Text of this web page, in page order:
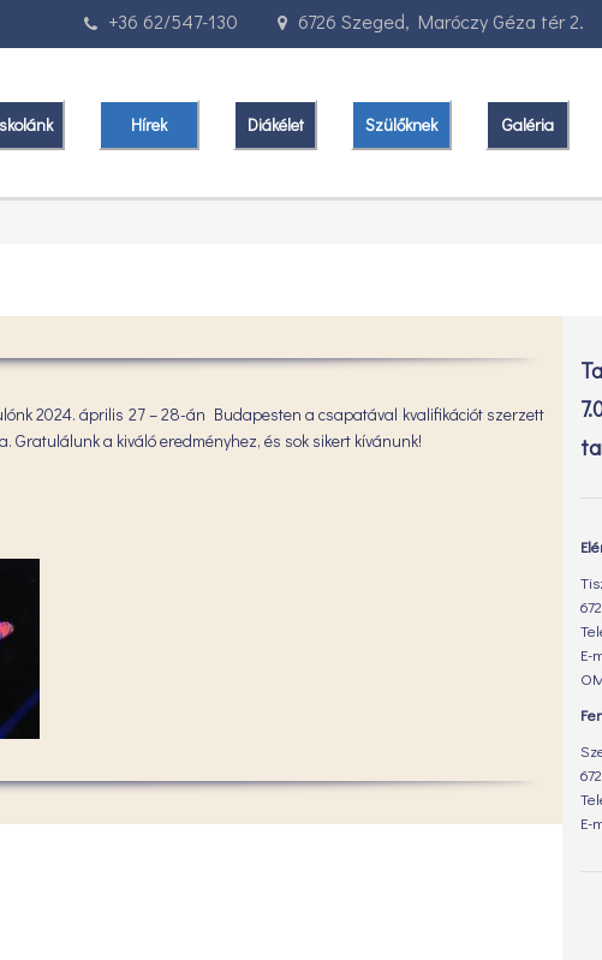
6726 Szeged, Maróczy Géza tér 2.
+36 62/547-130
Hírek Diákélet Szülőknek Galéria
2024. április 27 – 28-án Budapesten a csapatával kvalifikációt szerzett
a kiváló eredményhez, és sok sikert kívánunk!
E-
E-